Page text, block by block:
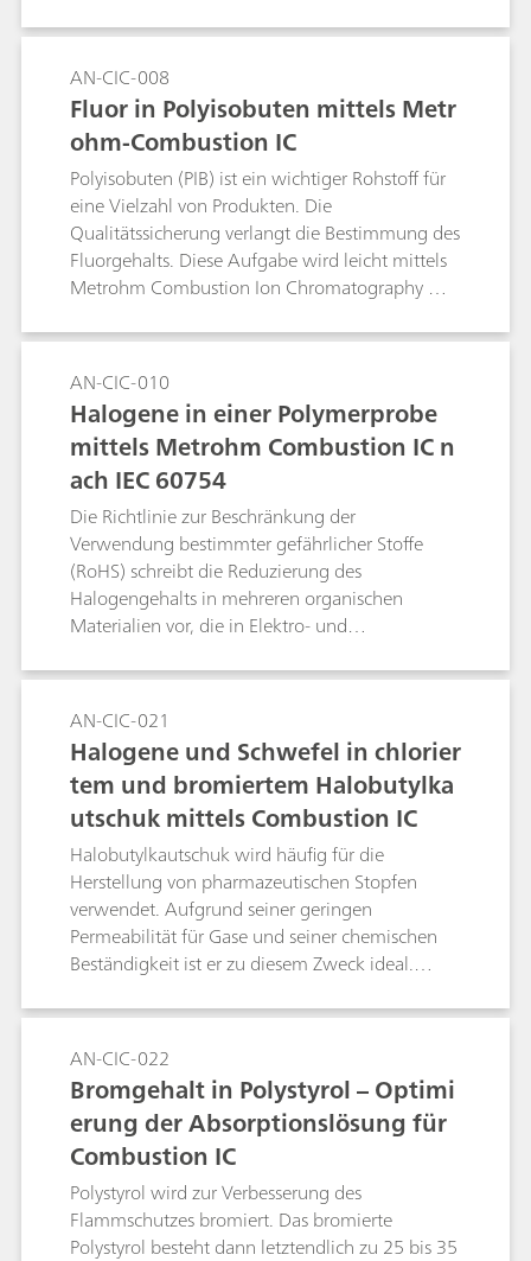
zugeführt wird. Die Verbrennung und Analyse
der zertifizierten Referenzmaterialien (ZRM)
verdeutlicht die Zuverlässigkeit der Metrohm
Combustion Ion Chromatography.Stichwort:
Pyrohydrolyse
AN-CIC-008
Fluor in Polyisobuten mittels Metr
ohm-Combustion IC
Polyisobuten (PIB) ist ein wichtiger Rohstoff für
eine Vielzahl von Produkten. Die
Qualitätssicherung verlangt die Bestimmung des
Fluorgehalts. Diese Aufgabe wird leicht mittels
Metrohm Combustion Ion Chromatography mit
durchgeführt.Stichwort: Pyrohydrolyse
AN-CIC-010
Halogene in einer Polymerprobe
mittels Metrohm Combustion IC n
ach IEC 60754
Die Richtlinie zur Beschränkung der
Verwendung bestimmter gefährlicher Stoffe
(RoHS) schreibt die Reduzierung des
Halogengehalts in mehreren organischen
Materialien vor, die in Elektro- und
Zusammenhang besteht grosses Interesse am
Einsatz halogenfreier Polymere. Für die
Überprüfung des Halogengehalts von
Polymeren nach der Norm IEC 60754 ist die
Metrohm Combustion IC mit
Flammensensortechnik und Inline-
Matrixeliminierung eine unverzichtbare
Methode. Das untersuchte Polymermaterial
enthält bis zu 1 % Halogene.
AN-CIC-021
Halogene und Schwefel in chlorier
tem und bromiertem Halobutylka
utschuk mittels Combustion IC
Halobutylkautschuk wird häufig für die
Herstellung von pharmazeutischen Stopfen
verwendet. Aufgrund seiner geringen
Permeabilität für Gase und seiner chemischen
Beständigkeit ist er zu diesem Zweck ideal.
Butylkautschuk werden auf ihren Halogen- und
Schwefelgehalt untersucht. Halogen- und
Schwefelverbindungen werden durch
Pyrohydrolyse freigesetzt und mittels der darauf
folgenden Ionenchromatographie (IC)
analysiert.
AN-CIC-022
Bromgehalt in Polystyrol – Optimi
erung der Absorptionslösung für
Combustion IC
Polystyrol wird zur Verbesserung des
Flammschutzes bromiert. Das bromierte
Polystyrol besteht dann letztendlich zu 25 bis 35